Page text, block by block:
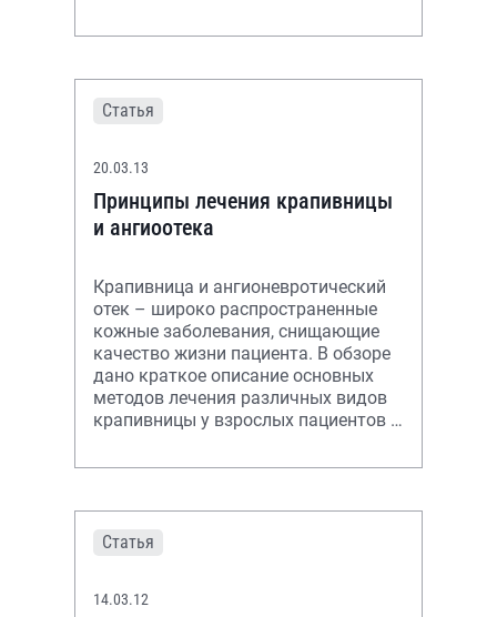
увеличивают риск обострения
Статья
20.03.13
Принципы лечения крапивницы
и ангиоотека
Крапивница и ангионевротический
отек – широко распространенные
кожные заболевания, снищающие
качество жизни пациента. В обзоре
дано краткое описание основных
методов лечения различных видов
крапивницы у взрослых пациентов и
Статья
14.03.12